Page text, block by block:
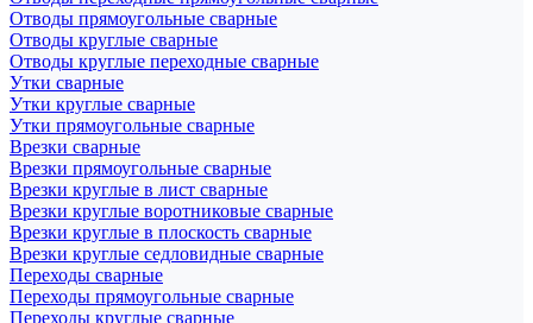
Отводы прямоугольные сварные
Отводы круглые сварные
Отводы круглые переходные сварные
Утки сварные
Утки круглые сварные
Утки прямоугольные сварные
Врезки сварные
Врезки прямоугольные сварные
Врезки круглые в лист сварные
Врезки круглые воротниковые сварные
Врезки круглые в плоскость сварные
Врезки круглые седловидные сварные
Переходы сварные
Переходы прямоугольные сварные
Переходы круглые сварные